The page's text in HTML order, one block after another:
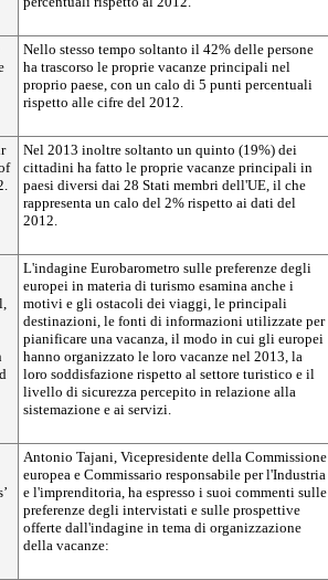
Nello stesso tempo soltanto il 42% delle persone
ha trascorso le proprie vacanze principali nel
proprio paese, con un calo di 5 punti percentuali
rispetto alle cifre del 2012.
Nel 2013 inoltre soltanto un quinto (19%) dei
cittadini ha fatto le proprie vacanze principali in
paesi diversi dai 28 Stati membri dell'UE, il che
rappresenta un calo del 2% rispetto ai dati del
2012.
L'indagine Eurobarometro sulle preferenze degli
europei in materia di turismo esamina anche i
motivi e gli ostacoli dei viaggi, le principali
destinazioni, le fonti di informazioni utilizzate per
pianificare una vacanza, il modo in cui gli europei
hanno organizzato le loro vacanze nel 2013, la
loro soddisfazione rispetto al settore turistico e il
livello di sicurezza percepito in relazione alla
sistemazione e ai servizi.
Antonio Tajani, Vicepresidente della Commissione
europea e Commissario responsabile per l'Industria
e l'imprenditoria, ha espresso i suoi commenti sulle
preferenze degli intervistati e sulle prospettive
offerte dall'indagine in tema di organizzazione
della vacanze: